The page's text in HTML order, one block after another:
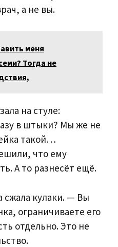
а не вы.
меня
Тогда не
на стуле:
в штыки? Мы же не
такой…
что ему
А то разнесёт ещё.
сжала кулаки. — Вы
ограничиваете его
отдельно. Это не